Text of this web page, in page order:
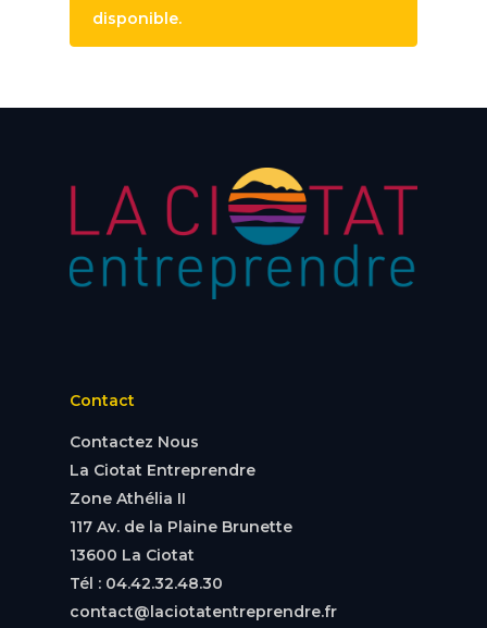
disponible.
Contact
Contactez Nous
La Ciotat Entreprendre
Zone Athélia II
117 Av. de la Plaine Brunette
13600 La Ciotat
Tél : 04.42.32.48.30
contact@laciotatentreprendre.fr